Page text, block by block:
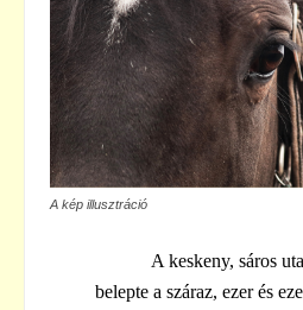
A kép illusztráció
A keskeny, sáros
belepte a száraz, ezer és